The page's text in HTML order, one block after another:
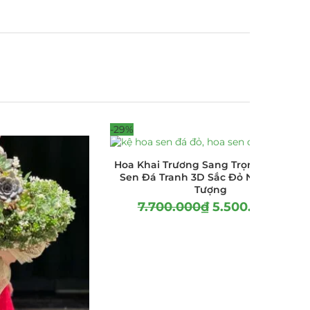
-29%
Hoa Khai Trương Sang Trọng – Kệ Hoa
Sen Đá Tranh 3D Sắc Đỏ Nổi Bật, Ấn
Tượng
7.700.000₫ 5.500.000